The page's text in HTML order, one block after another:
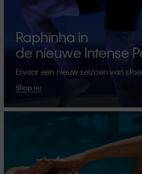
Raphinha in
de nieuwe Intense
Ervaar een nieuw seizoen van
Shop nu